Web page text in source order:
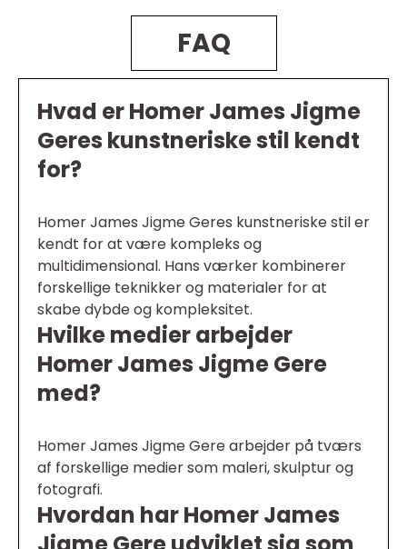
FAQ
Hvad er Homer James Jigme
Geres kunstneriske stil kendt
for?
Homer James Jigme Geres kunstneriske stil er
kendt for at være kompleks og
multidimensional. Hans værker kombinerer
forskellige teknikker og materialer for at
skabe dybde og kompleksitet.
Hvilke medier arbejder
Homer James Jigme Gere
med?
Homer James Jigme Gere arbejder på tværs
af forskellige medier som maleri, skulptur og
fotografi.
Hvordan har Homer James